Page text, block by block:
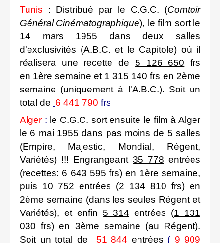
Tunis
: Distribué par le C.G.C. (Comtoir
Général Cinématographique), le film sort le
14 mars 1955 dans deux salles
d'exclusivités (A.B.C. et le Capitole) où il
réalisera une recette de 5 126 650 frs
en 1ère semaine et 1 315 140 frs en 2ème
semaine (uniquement à l'A.B.C.). Soit un
total de 6 441 790 frs
Alger : le C.G.C. sort ensuite le film à Alger
le 6 mai 1955 dans pas moins de 5 salles
(Empire, Majestic, Mondial, Régent,
Variétés) !!! Engrangeant 35 778 entrées
(recettes: 6 643 595 frs) en 1ère semaine,
puis 10 752 entrées (2 134 810 frs) en
2ème semaine (dans les seules Régent et
Variétés), et enfin 5 314 entrées (1 131
030 frs) en 3ème semaine (au Régent).
Soit un total de
51 844 entrées ( 9 909